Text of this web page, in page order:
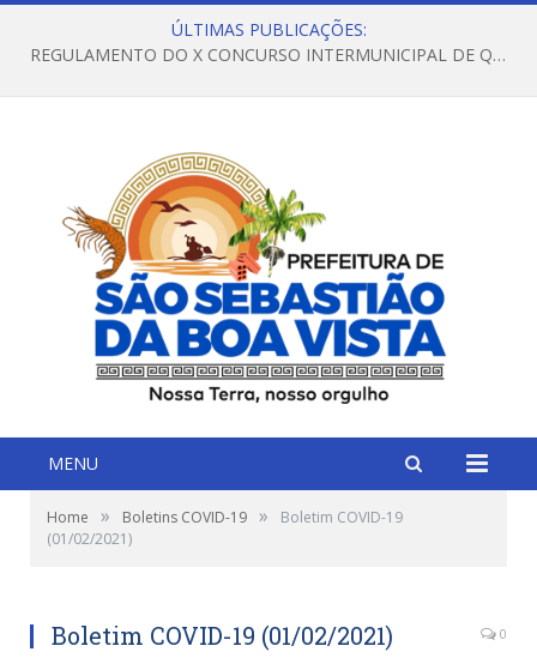
ÚLTIMAS PUBLICAÇÕES:
REGULAMENTO DO X CONCURSO INTERMUNICIPAL DE QUADRILHAS JUNINAS – 2026 – ARRAIÁ DA VENEZA
MENU
Home » Boletins COVID-19 »
Boletim COVID-19
(01/02/2021)
Boletim COVID-19 (01/02/2021) 0